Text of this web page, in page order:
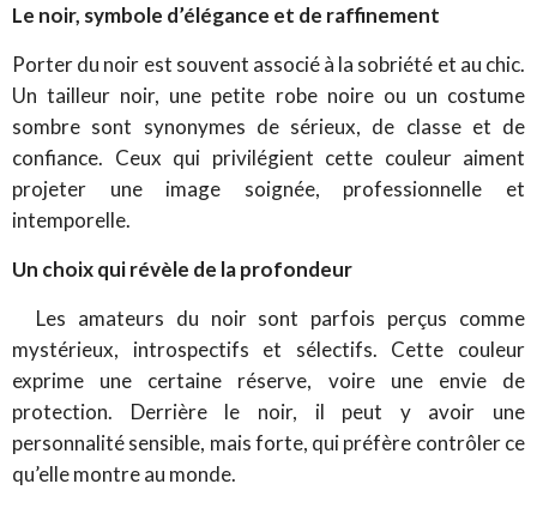
Le noir, symbole d’élégance et de raffinement
Porter du noir est souvent associé à la sobriété et au chic.
Un tailleur noir, une petite robe noire ou un costume
sombre sont synonymes de sérieux, de classe et de
confiance. Ceux qui privilégient cette couleur aiment
projeter une image soignée, professionnelle et
intemporelle.
Un choix qui révèle de la profondeur
Les amateurs du noir sont parfois perçus comme
mystérieux, introspectifs et sélectifs. Cette couleur
exprime une certaine réserve, voire une envie de
protection. Derrière le noir, il peut y avoir une
personnalité sensible, mais forte, qui préfère contrôler ce
qu’elle montre au monde.